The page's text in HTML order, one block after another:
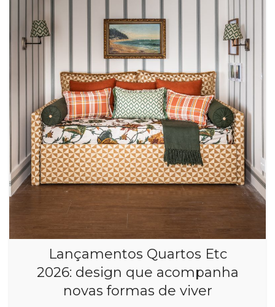
Lançamentos Quartos Etc
2026: design que acompanha
novas formas de viver